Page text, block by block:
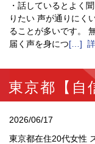
・話しているとよく
りたい 声が通りにく
ることが多いです。
届く声を身につ[…] 詳
東京都【自
2026/06/17
東京都在住20代女性